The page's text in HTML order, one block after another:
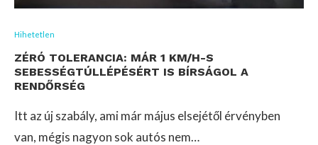
Hihetetlen
ZÉRÓ TOLERANCIA: MÁR 1 KM/H-S
SEBESSÉGTÚLLÉPÉSÉRT IS BÍRSÁGOL A
RENDŐRSÉG
Itt az új szabály, ami már május elsejétől érvényben
van, mégis nagyon sok autós nem…